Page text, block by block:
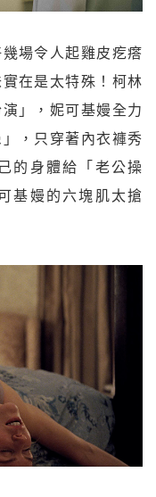
場令人起雞皮疙瘩
在是太特殊！柯林
」，妮可基嫚全力
，只穿著內衣褲秀
的身體給「老公操
基嫚的六塊肌太搶